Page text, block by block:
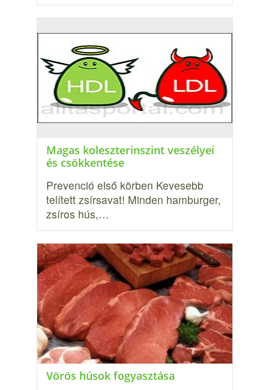
Magas koleszterinszint veszélyei
és csökkentése
Prevenció első körben Kevesebb
telített zsírsavat! Minden hamburger,
zsíros hús,…
Vörös húsok fogyasztása